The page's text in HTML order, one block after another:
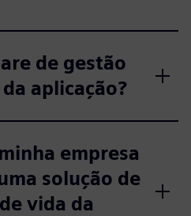
de gestão
aplicação?
empresa
solução de
vida da